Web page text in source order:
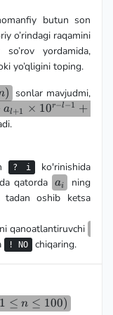
butun son
o’rindagi raqamini
yordamida,
yo’qligini toping.
) sonlar mavjudmi,
al+1 × 10r−l−1 +
? i
ko'rinishida
qatorda a_i
ai
ning
oshib ketsa
qanoatlantiruvchi
! NO chiqaring.
1 ≤ n ≤ 100)